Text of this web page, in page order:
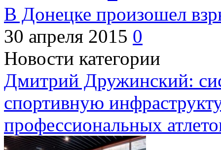
В Донецке произошел
30 апреля 2015 0
Новости категории
Дмитрий Дружинский:
спортивную
профессиональных